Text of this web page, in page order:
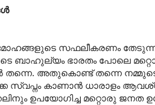
സഫലീകരണം
ബാഹുല്യം ഭാരതം പോലെ
തന്നെ. അതുകൊണ്ട് തന്നെ നമ്മുടെ
സ്വപ്നം കാണാൻ ധാരാളം
ഉപയോഗിച്ച മറ്റൊരു ജനത